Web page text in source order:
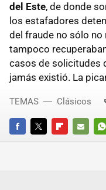
del Este, de donde
los estafadores
del fraude no sólo no
tampoco
casos de solicitudes
jamás existió. La
FACEBOOKTWITTERFLIPBOARD
E-
TEMAS Clásicos